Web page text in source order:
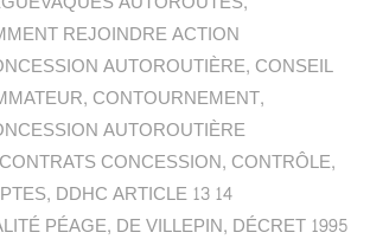
REJOINDRE ACTION
AUTOROUTIÈRE, CONSEIL
, CONTOURNEMENT,
AUTOROUTIÈRE
CONTRATS CONCESSION, CONTRÔLE,
, DDHC ARTICLE 13 14
PÉAGE, DE VILLEPIN, DÉCRET 1995